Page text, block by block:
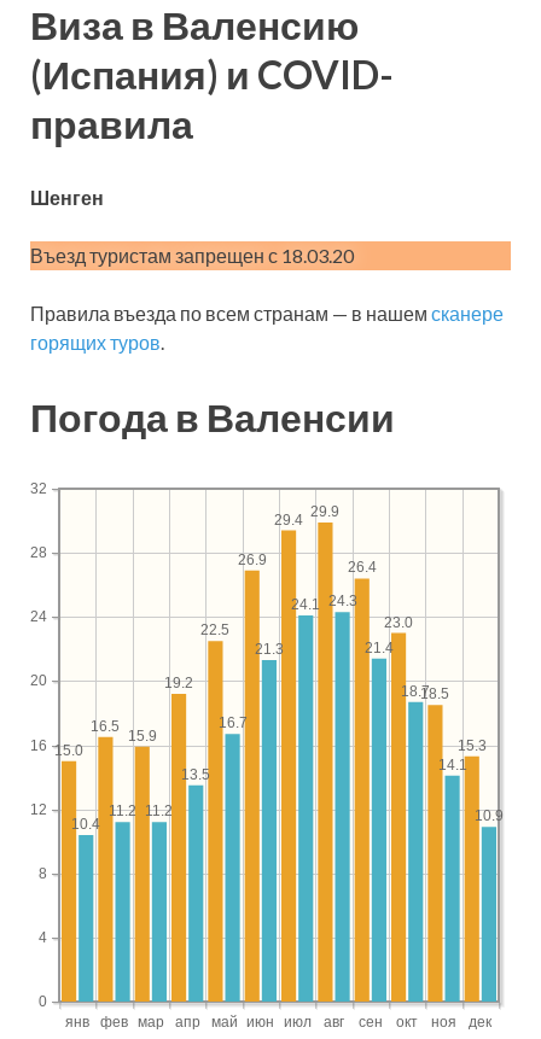
Виза в Валенсию
(Испания) и COVID-
правила
Шенген
Въезд туристам запрещен с 18.03.20
Правила въезда по всем странам — в нашем сканере
горящих туров.
Погода в Валенсии